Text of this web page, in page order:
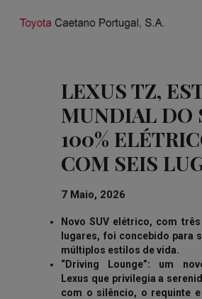
LEXUS TZ,
MUNDIAL DO
100%
COM SEIS
7 Maio, 2026
Novo SUV elétrico, com
lugares, foi concebido para
múltiplos estilos de vida.
“Driving Lounge”: um
Lexus que privilegia a
com o silêncio, o requinte